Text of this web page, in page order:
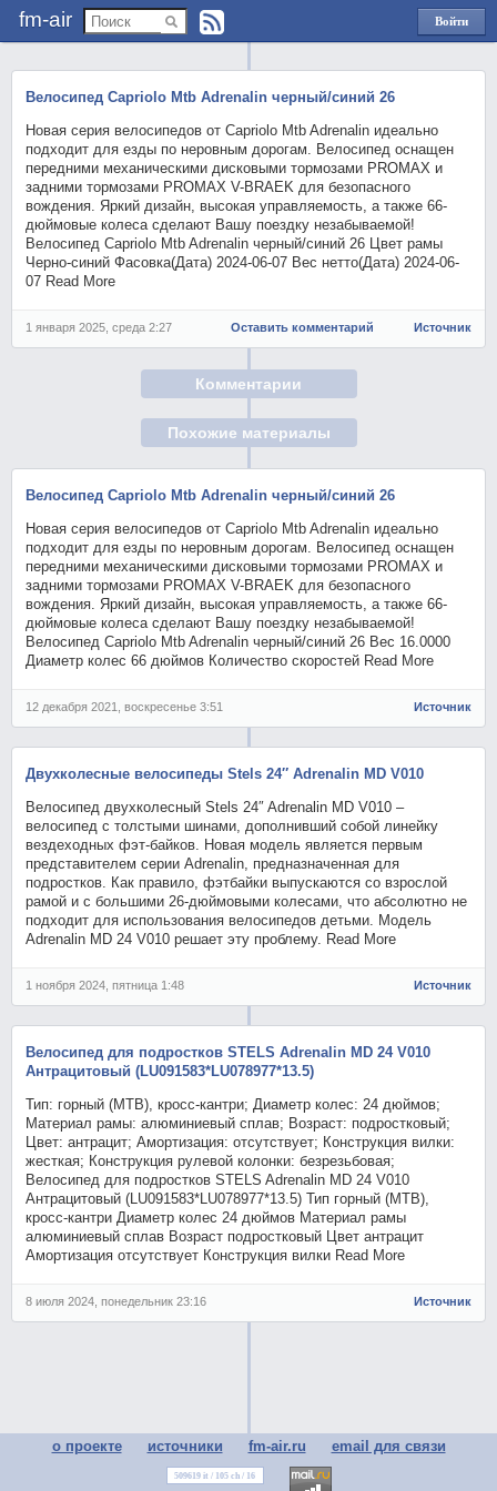
fm-air
Войти
через
Велосипед Capriolo Mtb Adrenalin черный/синий 26
Новая серия велосипедов от Capriolo Mtb Adrenalin идеально
подходит для езды по неровным дорогам. Велосипед оснащен
передними механическими дисковыми тормозами PROMAX и
задними тормозами PROMAX V-BRAEK для безопасного
вождения. Яркий дизайн, высокая управляемость, а также 66-
дюймовые колеса сделают Вашу поездку незабываемой!
Велосипед Capriolo Mtb Adrenalin черный/синий 26 Цвет рамы
Черно-синий Фасовка(Дата) 2024-06-07 Вес нетто(Дата) 2024-06-
07 Read More
1 января 2025, среда 2:27 Оставить комментарий Источник
Комментарии
Похожие материалы
Велосипед Capriolo Mtb Adrenalin черный/синий 26
Новая серия велосипедов от Capriolo Mtb Adrenalin идеально
подходит для езды по неровным дорогам. Велосипед оснащен
передними механическими дисковыми тормозами PROMAX и
задними тормозами PROMAX V-BRAEK для безопасного
вождения. Яркий дизайн, высокая управляемость, а также 66-
дюймовые колеса сделают Вашу поездку незабываемой!
Велосипед Capriolo Mtb Adrenalin черный/синий 26 Вес 16.0000
Диаметр колес 66 дюймов Количество скоростей Read More
12 декабря 2021, воскресенье 3:51 Источник
Двухколесные велосипеды Stels 24″ Adrenalin MD V010
Велосипед двухколесный Stels 24″ Adrenalin MD V010 –
велосипед с толстыми шинами, дополнивший собой линейку
вездеходных фэт-байков. Новая модель является первым
представителем серии Adrenalin, предназначенная для
подростков. Как правило, фэтбайки выпускаются со взрослой
рамой и с большими 26-дюймовыми колесами, что абсолютно не
подходит для использования велосипедов детьми. Модель
Adrenalin MD 24 V010 решает эту проблему. Read More
1 ноября 2024, пятница 1:48 Источник
Велосипед для подростков STELS Adrenalin MD 24 V010
Антрацитовый (LU091583*LU078977*13.5)
Тип: горный (MTB), кросс-кантри; Диаметр колес: 24 дюймов;
Материал рамы: алюминиевый сплав; Возраст: подростковый;
Цвет: антрацит; Амортизация: отсутствует; Конструкция вилки:
жесткая; Конструкция рулевой колонки: безрезьбовая;
Велосипед для подростков STELS Adrenalin MD 24 V010
Антрацитовый (LU091583*LU078977*13.5) Тип горный (MTB),
кросс-кантри Диаметр колес 24 дюймов Материал рамы
алюминиевый сплав Возраст подростковый Цвет антрацит
Амортизация отсутствует Конструкция вилки Read More
8 июля 2024, понедельник 23:16 Источник
о проекте источники fm-air.ru email для связи
509619 it / 105 ch / 16